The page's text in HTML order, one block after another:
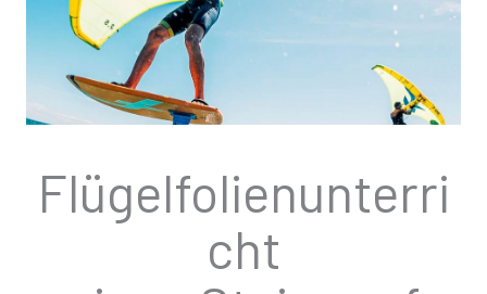
Flügelfolienunterri
cht